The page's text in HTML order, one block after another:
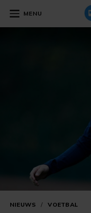
MENU
NIEUWS / VOETBAL